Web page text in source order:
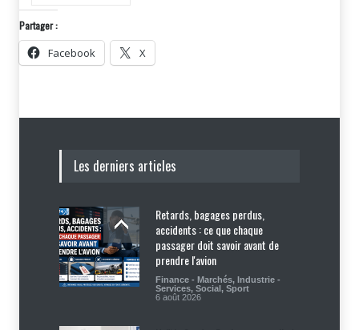
Partager :
Facebook X
Les derniers articles
Retards, bagages perdus,
accidents : ce que chaque
passager doit savoir avant de
prendre l'avion
Finance - Marchés, Industrie -
Services, Social, Sport
6 août 2026